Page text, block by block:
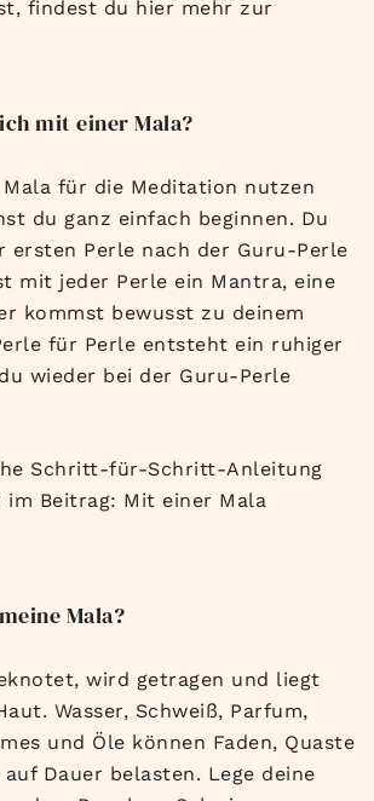
findest du hier mehr zur
mit einer Mala?
Mala für die Meditation nutzen
du ganz einfach beginnen. Du
ersten Perle nach der Guru-Perle
mit jeder Perle ein Mantra, eine
kommst bewusst zu deinem
für Perle entsteht ein ruhiger
wieder bei der Guru-Perle
Schritt-für-Schritt-Anleitung
Beitrag: Mit einer Mala
Mala?
wird getragen und liegt
Wasser, Schweiß, Parfum,
und Öle können Faden, Quaste
Dauer belasten. Lege deine